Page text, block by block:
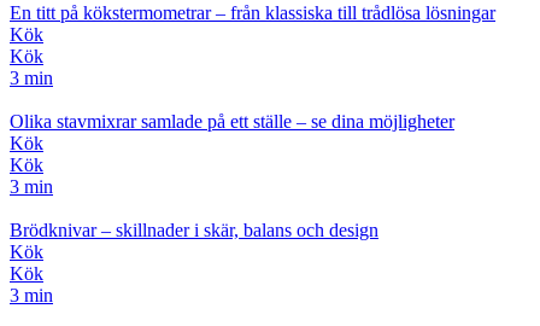
En titt på kökstermometrar – från klassiska till trådlösa lösningar
Kök
Kök
3 min
Olika stavmixrar samlade på ett ställe – se dina möjligheter
Kök
Kök
3 min
Brödknivar – skillnader i skär, balans och design
Kök
Kök
3 min